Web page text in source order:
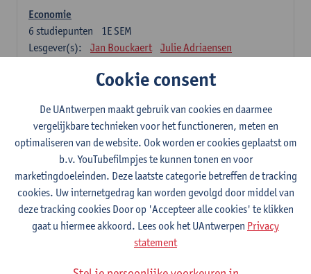
Economie
1E SEM
6 studiepunten
Lesgever(s):
Jan Bouckaert Julie Adriaensen
Domein 3. Bedrijfseconomie
Accountancy
1E/2E SEM
6studiepunten
Lesgever(s):
Tom Van Caneghem Christine Lippens
Domein 6. Kwantitatieve methoden
Beschrijvende statistiek en kansrekenen
2E SEM
3studiepunten
Stephan Van der Veeken
Cookie consent
De UAntwerpen maakt gebruik van cookies en daarmee
vergelijkbare technieken voor het functioneren, meten en
optimaliseren van de website. Ook worden er cookies geplaatst om
b.v. YouTubefilmpjes te kunnen tonen en voor
marketingdoeleinden. Deze laatste categorie betreffen de tracking
cookies. Uw internetgedrag kan worden gevolgd door middel van
deze tracking cookies Door op 'Accepteer alle cookies' te klikken
gaat u hiermee akkoord. Lees ook het UAntwerpen Privacy
statement